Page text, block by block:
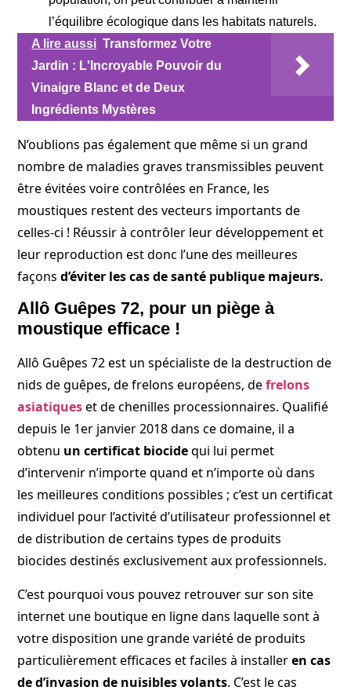
l’équilibre écologique dans les habitats naturels.
A lire aussi Transformez Votre
Jardin : L'Incroyable Pouvoir du
Vinaigre Blanc et de Deux
Ingrédients Mystères
N’oublions pas également que même si un grand
nombre de maladies graves transmissibles peuvent
être évitées voire contrôlées en France, les
moustiques restent des vecteurs importants de
celles-ci ! Réussir à contrôler leur développement et
leur reproduction est donc l’une des meilleures
façonsd’éviter les cas de santé publique majeurs.
Allô Guêpes 72, pour un piège à
moustique efficace !
Allô Guêpes 72 est un spécialiste de la destruction de
nids de guêpes, de frelons européens, defrelons
asiatiqueset de chenilles processionnaires. Qualifié
depuis le 1er janvier 2018 dans ce domaine, il a
obtenu un certificat biocidequi lui permet
d’intervenir n’importe quand et n’importe où dans
les meilleures conditions possibles ; c’est un certificat
individuel pour l’activité d’utilisateur professionnel et
de distribution de certains types de produits
biocides destinés exclusivement aux professionnels.
C’est pourquoi vous pouvez retrouver sur son site
internet une boutique en ligne dans laquelle sont à
votre disposition une grande variété de produits
particulièrement efficaces et faciles à installeren cas
de d’invasion de nuisibles volants. C’est le cas